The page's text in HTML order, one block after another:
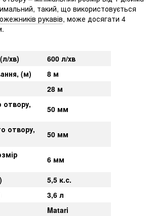
такий, що використовується
рукавів, може досягати 4
хв)
600 л/хв
(м)
8 м
28 м
отвору,
50 мм
отвору,
50 мм
6 мм
5,5 к.с.
3,6 л
Matari